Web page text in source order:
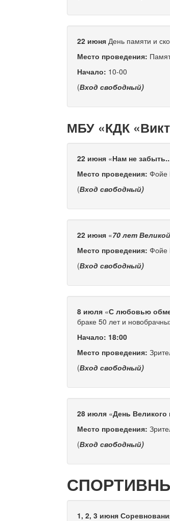
22 июня День памяти и
Место проведения:
Начало: 10-00
(Вход свободный)
МБУ «КДК
22 июня «Нам не
Место проведения:Фойе
(Вход свободный)
22 июня «70 лет
Место проведения:Фойе
(Вход свободный)
8 июля «С любовью
браке 50 лет и
Начало: 18:00
Место проведения:
(Вход свободный)
28 июля «День
Место проведения:
(Вход свободный)
1, 2, 3 июня